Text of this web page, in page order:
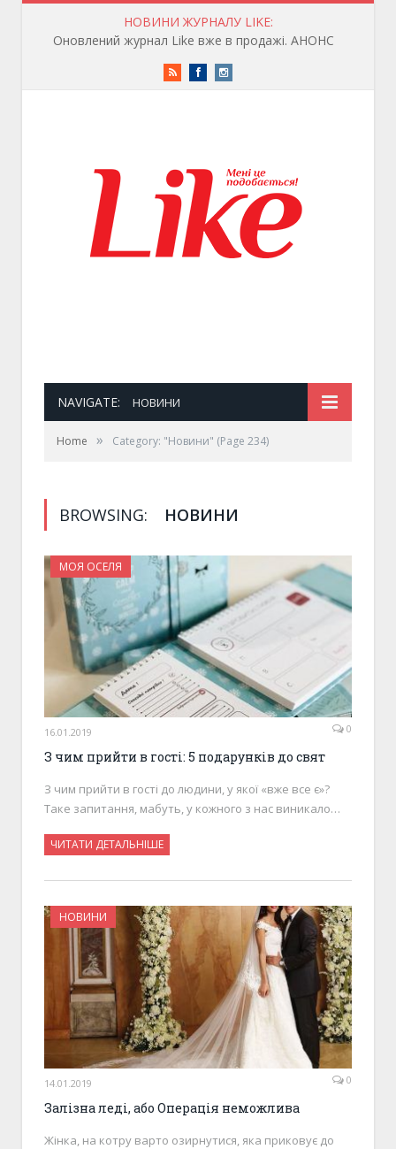
НОВИНИ ЖУРНАЛУ LIKE:
Оновлений журнал Like вже в продажі. АНОНС
RSS FacebookInstagram
NAVIGATE: НОВИНИ
Home » Category: "Новини" (Page 234)
BROWSING: НОВИНИ
МОЯ ОСЕЛЯ
16.01.2019 0
З чим прийти в гості: 5 подарунків до свят
З чим прийти в гості до людини, у якої «вже все є»?
Таке запитання, мабуть, у кожного з нас виникало…
ЧИТАТИ ДЕТАЛЬНІШЕ
НОВИНИ
14.01.2019 0
Залізна леді, або Операція неможлива
Жінка, на котру варто озирнутися, яка приковує до